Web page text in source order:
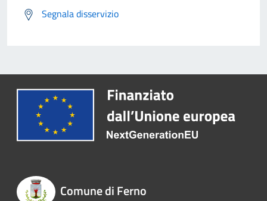
Segnala disservizio
Comune di Ferno